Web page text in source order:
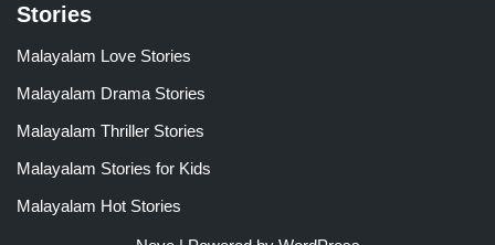
Stories
Malayalam Love Stories
Malayalam Drama Stories
Malayalam Thriller Stories
Malayalam Stories for Kids
Malayalam Hot Stories